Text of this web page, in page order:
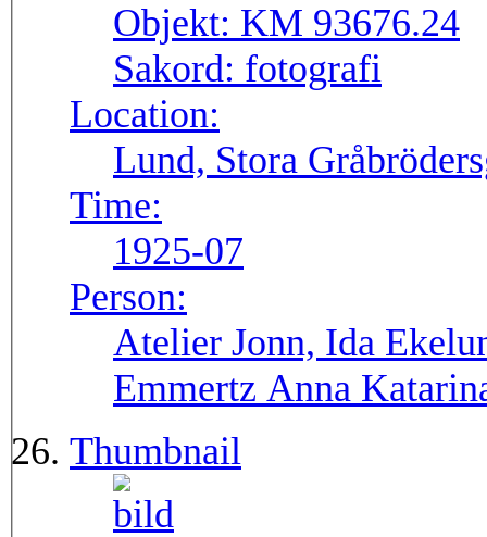
Objekt: KM 93676.24
Sakord: fotografi
Location:
Lund, Stora
Time:
1925-07
Person:
Atelier Jonn, Ida
Emmertz Anna
Thumbnail